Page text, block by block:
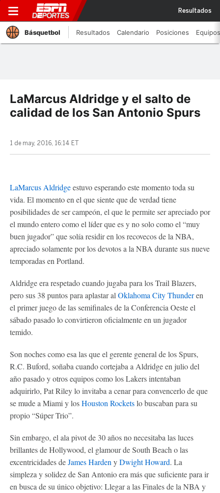
Resultados
Básquetbol Resultados Calendario Posiciones Equipos
LaMarcus Aldridge y el salto de
calidad de los San Antonio Spurs
1 de may, 2016, 16:14 ET
LaMarcus Aldridgeestuvo esperando este momento toda su
vida. El momento en el que siente que de verdad tiene
posibilidades de ser campeón, el que le permite ser apreciado por
el mundo entero como el líder que es y no solo como el “muy
buen jugador” que solía residir en los recovecos de la NBA,
apreciado solamente por los devotos a la NBA durante sus nueve
temporadas en Portland.
Aldridge era respetado cuando jugaba para los Trail Blazers,
pero sus 38 puntos para aplastar al Oklahoma City Thunderen
el primer juego de las semifinales de la Conferencia Oeste el
sábado pasado lo convirtieron oficialmente en un jugador
temido.
Son noches como esa las que el gerente general de los Spurs,
R.C. Buford, soñaba cuando cortejaba a Aldridge en julio del
año pasado y otros equipos como los Lakers intentaban
adquirirlo, Pat Riley lo invitaba a cenar para convencerlo de que
se mude a Miami y losHouston Rocketslo buscaban para su
propio “Súper Trio”.
Sin embargo, el ala pivot de 30 años no necesitaba las luces
brillantes de Hollywood, el glamour de South Beach o las
excentricidades deJames Harden yDwight Howard. La
simpleza y solidez de San Antonio era más que suficiente para ir
en busca de su único objetivo: Llegar a las Finales de la NBA y